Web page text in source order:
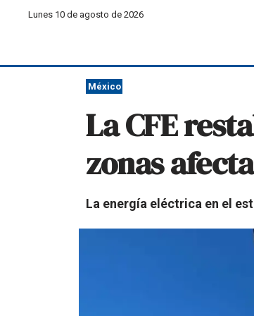
Lunes 10 de agosto de 2026
México
La CFE
zonas
La energía eléctrica en el